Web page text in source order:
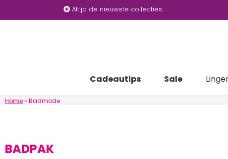
Altijd de nieuwste collecties
Cadeautips Sale
Home» Badmode
BADPAK